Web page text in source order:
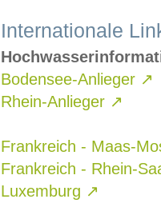
Internationale
Bodensee-Anlieger ↗
Rhein-Anlieger ↗
Frankreich - Maas-
Frankreich - Rhein-
Luxemburg ↗